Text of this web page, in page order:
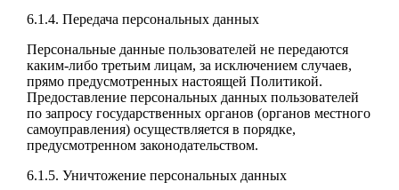
6.1.4. Передача персональных данных
Персональные данные пользователей не передаются
каким-либо третьим лицам, за исключением случаев,
прямо предусмотренных настоящей Политикой.
Предоставление персональных данных пользователей
по запросу государственных органов (органов местного
самоуправления) осуществляется в порядке,
предусмотренном законодательством.
6.1.5. Уничтожение персональных данных